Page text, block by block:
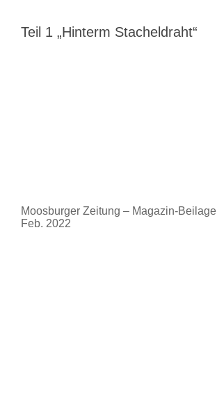
Teil 1 „Hinterm Stacheldraht“
Moosburger Zeitung – Magazin-Beilage
Feb. 2022